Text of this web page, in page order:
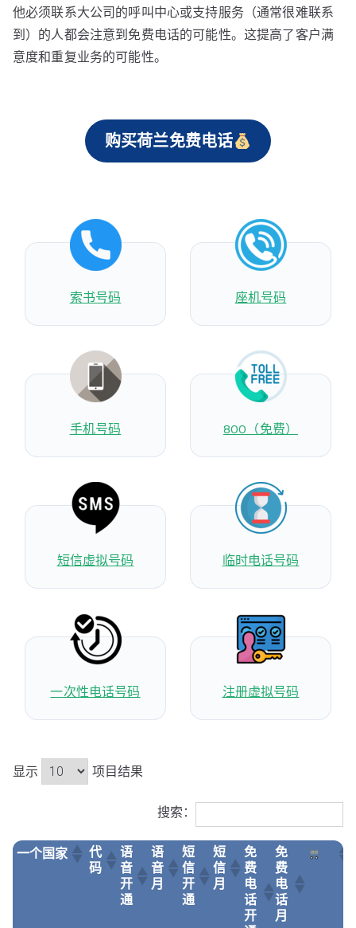
他必须联系大公司的呼叫中心或支持服务（通常很难联系
到）的人都会注意到免费电话的可能性。这提高了客户满
意度和重复业务的可能性。
购买荷兰免费电话
索书号码 座机号码
手机号码 800（免费）
短信虚拟号码 临时电话号码
一次性电话号码 注册虚拟号码
显示 项目结果
搜索：
一个国家
代
码
语
音
开
通
语
音
月
短
信
开
通
短
信
月
免
费
电
话
开
免
费
电
话
月